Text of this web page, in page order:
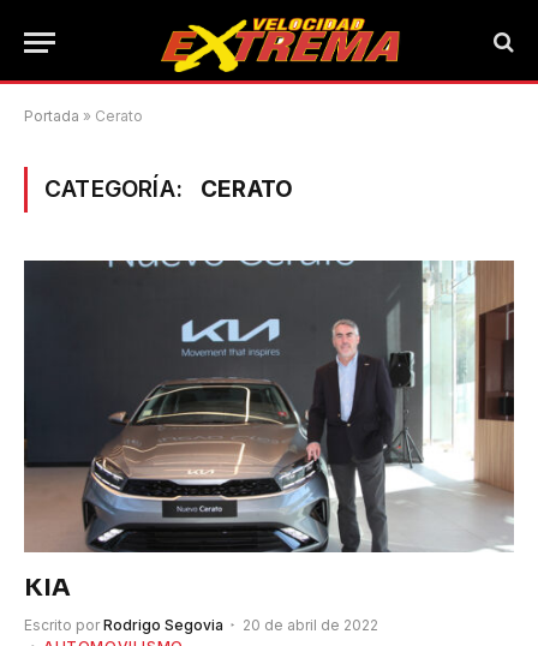
Portada » Cerato
CATEGORÍA: CERATO
KIA
Escrito por Rodrigo Segovia
20 de abril de 2022